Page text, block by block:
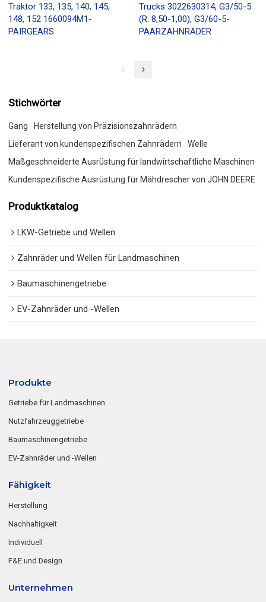
Traktor 133, 135, 140, 145,
148, 152 1660094M1-
PAIRGEARS
Trucks 3022630314, G3/50-5
(R. 8,50-1,00), G3/60-5-
PAARZAHNRÄDER
Stichwörter
Gang
Herstellung von Präzisionszahnrädern
Lieferant von kundenspezifischen Zahnrädern
Welle
Maßgeschneiderte Ausrüstung für landwirtschaftliche Maschinen
Kundenspezifische Ausrüstung für Mähdrescher von JOHN DEERE
Produktkatalog
LKW-Getriebe und Wellen
Zahnräder und Wellen für Landmaschinen
Baumaschinengetriebe
EV-Zahnräder und -Wellen
Produkte
Getriebe für Landmaschinen
Nutzfahrzeuggetriebe
Baumaschinengetriebe
EV-Zahnräder und -Wellen
Fähigkeit
Herstellung
Nachhaltigkeit
Individuell
F&E und Design
Unternehmen